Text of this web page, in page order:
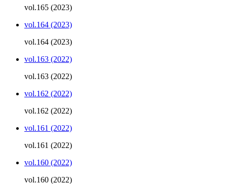
vol.165 (2023)
vol.164 (2023)
vol.164 (2023)
vol.163 (2022)
vol.163 (2022)
vol.162 (2022)
vol.162 (2022)
vol.161 (2022)
vol.161 (2022)
vol.160 (2022)
vol.160 (2022)